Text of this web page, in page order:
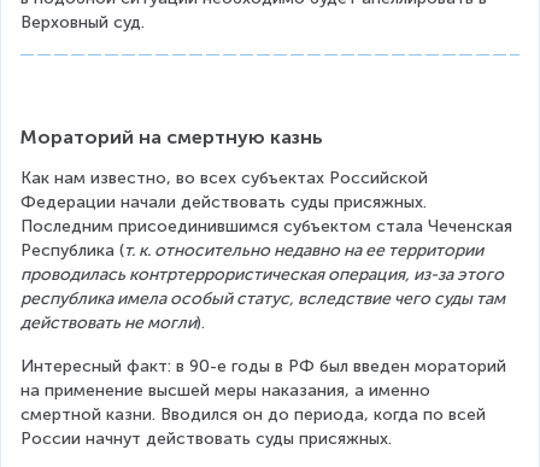
Верховный суд.
Мораторий на смертную казнь
Как нам известно, во всех субъектах Российской
Федерации начали действовать суды присяжных.
Последним присоединившимся субъектом стала Чеченская
Республика (т. к. относительно недавно на ее территории
проводилась контртеррористическая операция, из-за этого
республика имела особый статус, вследствие чего суды там
действовать не могли).
Интересный факт: в 90-е годы в РФ был введен мораторий
на применение высшей меры наказания, а именно
смертной казни. Вводился он до периода, когда по всей
России начнут действовать суды присяжных.